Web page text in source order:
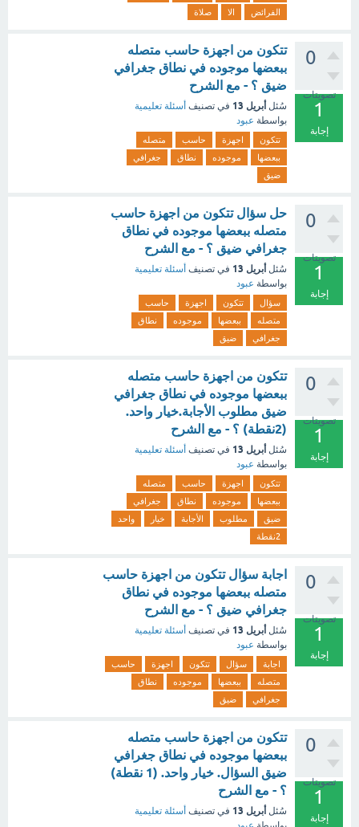
الفرائض
الا صلاة
0
تصويتات
1
إجابة
تتكون من اجهزة حاسب متصله
ببعضها موجوده في نطاق جغرافي
ضيق ؟ - مع الشرح
سُئل أبريل 13 في تصنيف أسئلة تعليمية
بواسطة عبود
تتكون اجهزة حاسب
متصله
ببعضها
موجوده نطاق
جغرافي
ضيق
0
تصويتات
1
إجابة
حل سؤال تتكون من اجهزة حاسب
متصله ببعضها موجوده في نطاق
جغرافي ضيق ؟ - مع الشرح
سُئل أبريل 13 في تصنيف أسئلة تعليمية
بواسطة عبود
سؤال تتكون اجهزة
حاسب
متصله
ببعضها موجوده
نطاق
جغرافي
ضيق
0
تصويتات
1
إجابة
تتكون من اجهزة حاسب متصله
ببعضها موجوده في نطاق جغرافي
ضيق مطلوب الأجابة.خيار واحد.
(2نقطة) ؟ - مع الشرح
سُئل أبريل 13 في تصنيف أسئلة تعليمية
بواسطة عبود
تتكون اجهزة حاسب
متصله
ببعضها
موجوده نطاق
جغرافي
ضيق
مطلوب الأجابة خيار
واحد
2نقطة
0
تصويتات
1
إجابة
اجابة سؤال تتكون من اجهزة حاسب
متصله ببعضها موجوده في نطاق
جغرافي ضيق ؟ - مع الشرح
سُئل أبريل 13 في تصنيف أسئلة تعليمية
بواسطة عبود
اجابة سؤال تتكون اجهزة
حاسب
متصله
ببعضها موجوده
نطاق
جغرافي
ضيق
0
تصويتات
1
إجابة
تتكون من اجهزة حاسب متصله
ببعضها موجوده في نطاق جغرافي
ضيق السؤال. خيار واحد. (1 نقطة)
؟ - مع الشرح
سُئل أبريل 13 في تصنيف أسئلة تعليمية